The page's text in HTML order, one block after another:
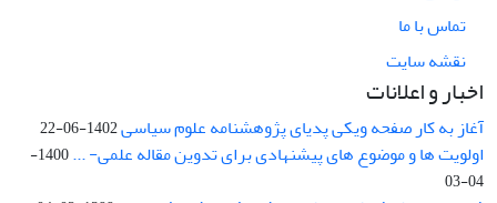
تماس با ما
نقشه سایت
اخبار و اعلانات
آغاز به کار صفحه ویکی پدیای پژوهشنامه علوم سیاسی1402-06-22
اولویت ها و موضوع های پیشنهادی برای تدوین مقاله علمی- ...
1400-
04-03